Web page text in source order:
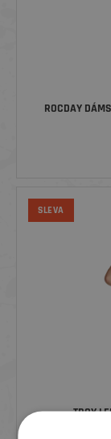
ROCDAY
SLEVA
TROY